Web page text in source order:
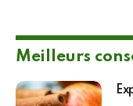
Meilleurs